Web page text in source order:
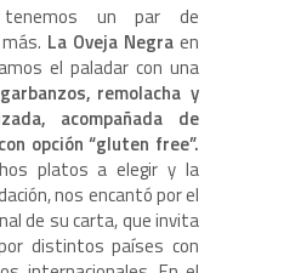
un par de
La Oveja Negra en
el paladar con una
remolacha y
acompañada de
opción “gluten free”.
platos a elegir y la
nos encantó por el
de su carta, que invita
distintos países con